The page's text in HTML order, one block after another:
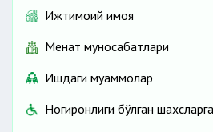
Ижтимоий ҳимоя
Меҳнат муносабатлари
Ишдаги муаммолар
Ногиронлиги бўлган